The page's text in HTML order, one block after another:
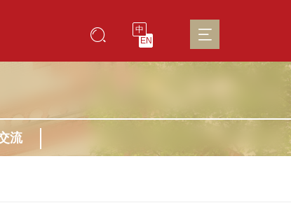
中
EN
流